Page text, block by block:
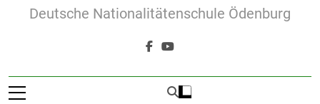
Deutsche Nationalitätenschule Ödenburg